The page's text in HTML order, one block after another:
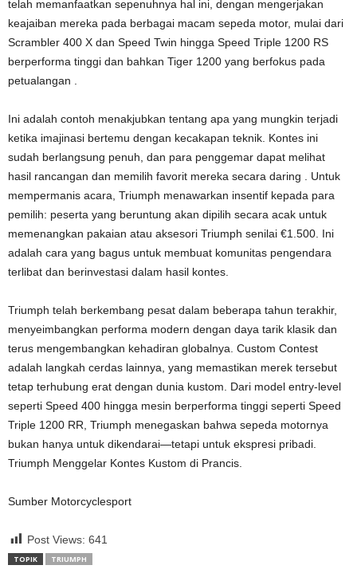
telah memanfaatkan sepenuhnya hal ini, dengan mengerjakan
keajaiban mereka pada berbagai macam sepeda motor, mulai dari
Scrambler 400 X dan Speed ​​Twin hingga Speed ​​Triple 1200 RS
berperforma tinggi dan bahkan Tiger 1200 yang berfokus pada
petualangan .
Ini adalah contoh menakjubkan tentang apa yang mungkin terjadi
ketika imajinasi bertemu dengan kecakapan teknik. Kontes ini
sudah berlangsung penuh, dan para penggemar dapat melihat
hasil rancangan dan memilih favorit mereka secara daring . Untuk
mempermanis acara, Triumph menawarkan insentif kepada para
pemilih: peserta yang beruntung akan dipilih secara acak untuk
memenangkan pakaian atau aksesori Triumph senilai €1.500. Ini
adalah cara yang bagus untuk membuat komunitas pengendara
terlibat dan berinvestasi dalam hasil kontes.
Triumph telah berkembang pesat dalam beberapa tahun terakhir,
menyeimbangkan performa modern dengan daya tarik klasik dan
terus mengembangkan kehadiran globalnya. Custom Contest
adalah langkah cerdas lainnya, yang memastikan merek tersebut
tetap terhubung erat dengan dunia kustom. Dari model entry-level
seperti Speed ​​400 hingga mesin berperforma tinggi seperti Speed ​​
Triple 1200 RR, Triumph menegaskan bahwa sepeda motornya
bukan hanya untuk dikendarai—tetapi untuk ekspresi pribadi.
Triumph Menggelar Kontes Kustom di Prancis.
Sumber Motorcyclesport
Post Views: 641
TOPIK TRIUMPH